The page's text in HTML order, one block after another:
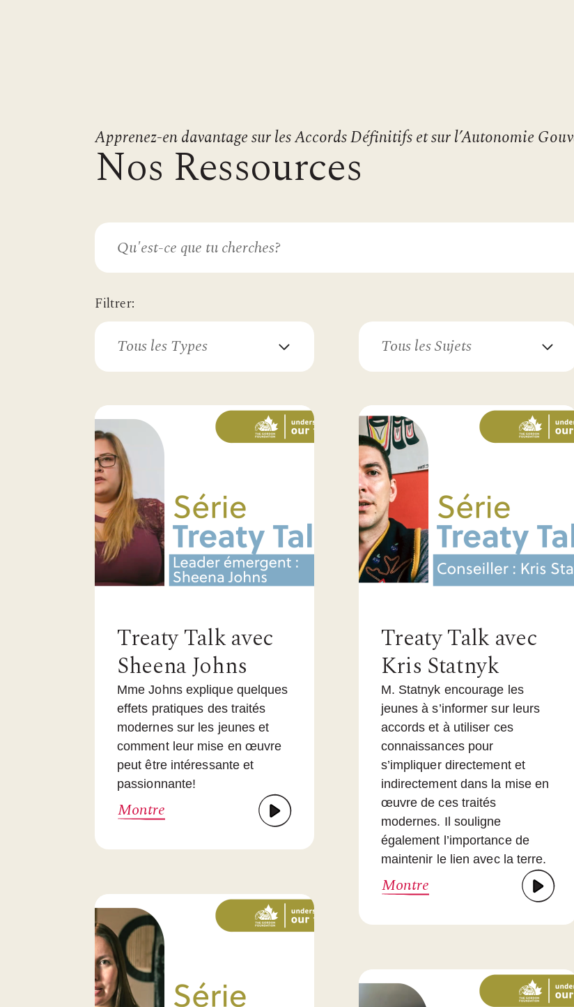
Apprenez-en davantage sur les Accords Définitifs et sur l’Autonomie
Nos Ressources
Filtrer:
Tous les Types Tous les Sujets
Treaty Talk avec
Sheena Johns
Mme Johns explique quelques
effets pratiques des traités
modernes sur les jeunes et
comment leur mise en œuvre
peut être intéressante et
passionnante!
Montre
Treaty Talk avec
Kris Statnyk
M. Statnyk encourage les
jeunes à s’informer sur leurs
accords et à utiliser ces
connaissances pour
s’impliquer directement et
indirectement dans la mise en
œuvre de ces traités
modernes. Il souligne
également l’importance de
maintenir le lien avec la terre.
Montre